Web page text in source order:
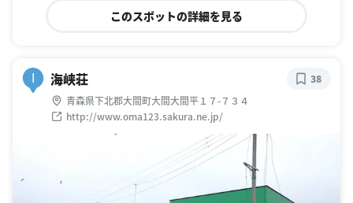
このスポットの詳細を見る
I 海峡荘
青森県下北郡大間町大間大間平１７-７３４
http://www.oma123.sakura.ne.jp/
38